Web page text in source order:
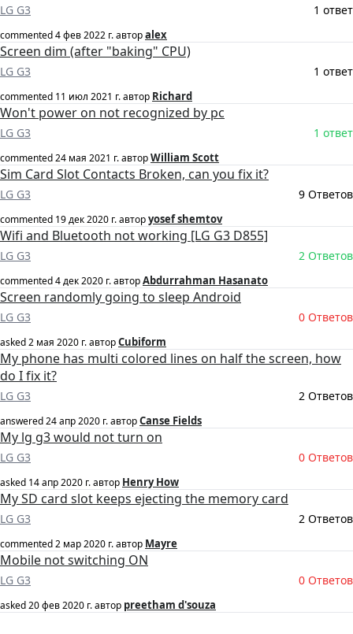
LG G3 1 ответ
commented4 фев 2022 г.авторalex
Screen dim (after "baking" CPU)
LG G3 1 ответ
commented 11 июл 2021 г.автор Richard
Won't power on not recognized by pc
LG G3 1 ответ
commented24 мая 2021 г.авторWilliam Scott
Sim Card Slot Contacts Broken, can you fix it?
LG G3 9 Ответов
commented 19 дек 2020 г.авторyosef shemtov
Wifi and Bluetooth not working [LG G3 D855]
LG G3 2 Ответов
commented4 дек 2020 г.авторAbdurrahman Hasanato
Screen randomly going to sleep Android
LG G3 0 Ответов
asked2 мая 2020 г.авторCubiform
My phone has multi colored lines on half the screen, how
do I fix it?
LG G3 2 Ответов
answered24 апр 2020 г.авторCanse Fields
My lg g3 would not turn on
LG G3 0 Ответов
asked 14 апр 2020 г.автор Henry How
My SD card slot keeps ejecting the memory card
LG G3 2 Ответов
commented2 мар 2020 г.автор Mayre
Mobile not switching ON
LG G3 0 Ответов
asked20 фев 2020 г.автор preetham d'souza